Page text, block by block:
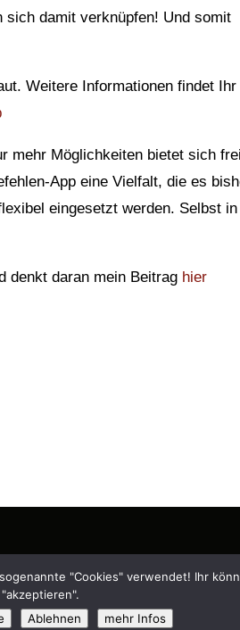
sich damit verknüpfen! Und somit
Weitere Informationen findet Ihr
mehr Möglichkeiten bietet sich
App eine Vielfalt, die es
eingesetzt werden. Selbst in
denkt daran mein Beitrag hier
"Cookies" verwendet! Ihr
"akzeptieren".
Ablehnen mehr Infos